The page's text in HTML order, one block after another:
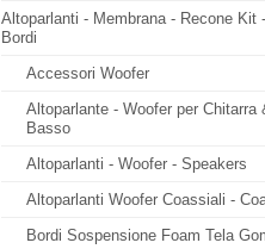
Altoparlanti - Membrana - Recone Kit -
Bordi
Accessori Woofer
Altoparlante - Woofer per Chitarra
Basso
Altoparlanti - Woofer - Speakers
Altoparlanti Woofer Coassiali -
Bordi Sospensione Foam Tela